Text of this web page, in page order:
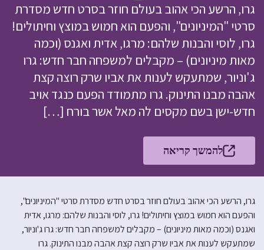
גרו, הרשע הכי אהוב בעולם חוזר בסרט חדש מסדרת
סרטי "המיניונים", והפעם הוא חמוש במוצץ וחיתולים!
גרו, לוסי והבנות שלהם: מרגו, אדית ואגנס (וכמה
מאות מיניונים) – מקבלים למשפחה חבר חדש: גרו
ג'וניור, שמתעקש לענות את אביו שרק רוצה קצת
אהבה מבנו התינוק. גרו מתמודד הפעם כנגד אויב
חדש-ישן בשם מקסים לה מאל אשר בורח […]
להמשך קריאה
גרו, הרשע הכי אהוב בעולם חוזר בסרט חדש מסדרת סרטי "המיניונים",
והפעם הוא חמוש במוצץ וחיתולים! גרו, לוסי והבנות שלהם: מרגו, אדית
ואגנס (וכמה מאות מיניונים) – מקבלים למשפחה חבר חדש: גרו ג'וניור,
שמתעקש לענות את אביו שרק רוצה קצת אהבה מבנו התינוק. גרו